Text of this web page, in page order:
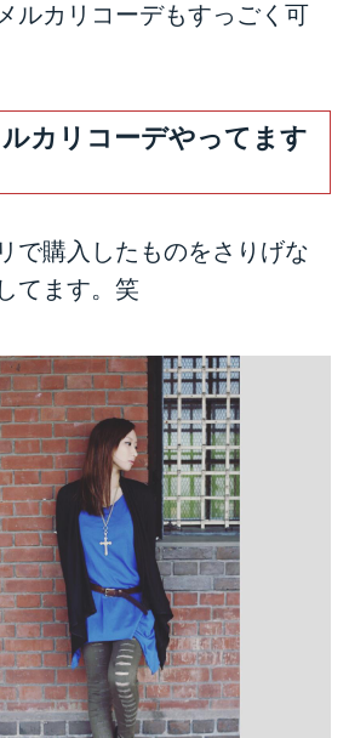
ルカリコーデもすっごく可
カリコーデやってます
で購入したものをさりげな
てます。笑